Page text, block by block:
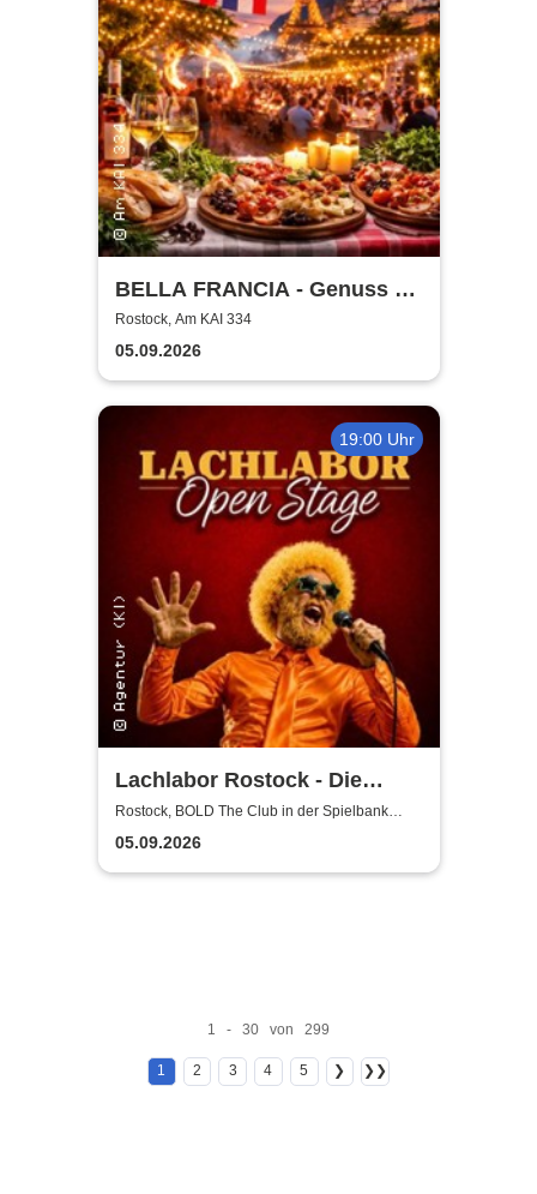
BELLA FRANCIA - Genuss &
Kultur Rostock
Rostock, Am KAI 334
05.09.2026
19:00 Uhr
Lachlabor Rostock - Die
Comedy-Testbühne im BOLD
The Club
Rostock, BOLD The Club in der Spielbank
Rostock
05.09.2026
1 - 30 von 299
1 2 3 4 5 ❯ ❯❯